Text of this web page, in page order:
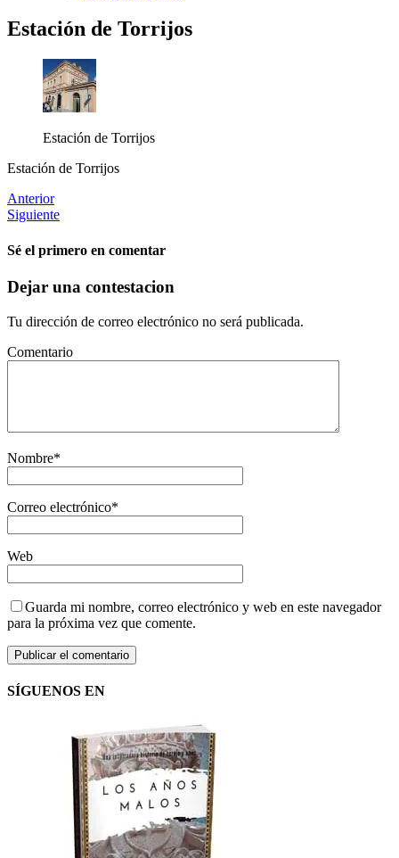
Estación de Torrijos
Estación de Torrijos
Estación de Torrijos
Anterior
Siguiente
Sé el primero en comentar
Dejar una contestacion
Tu dirección de correo electrónico no será publicada.
Comentario
Nombre*
Correo electrónico*
Web
Guarda mi nombre, correo electrónico y web en este navegador
para la próxima vez que comente.
SÍGUENOS EN